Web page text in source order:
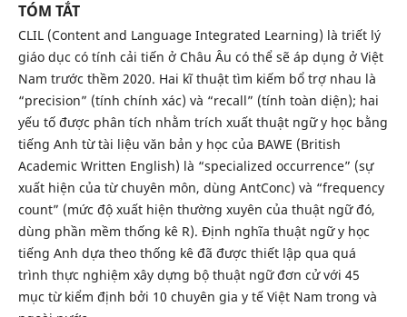
TÓM TẮT
CLIL (Content and Language Integrated Learning) là triết lý
giáo dục có tính cải tiến ở Châu Âu có thể sẽ áp dụng ở Việt
Nam trước thềm 2020. Hai kĩ thuật tìm kiếm bổ trợ nhau là
“precision” (tính chính xác) và “recall” (tính toàn diện); hai
yếu tố được phân tích nhằm trích xuất thuật ngữ y học bằng
tiếng Anh từ tài liệu văn bản y học của BAWE (British
Academic Written English) là “specialized occurrence” (sự
xuất hiện của từ chuyên môn, dùng AntConc) và “frequency
count” (mức độ xuất hiện thường xuyên của thuật ngữ đó,
dùng phần mềm thống kê R). Định nghĩa thuật ngữ y học
tiếng Anh dựa theo thống kê đã được thiết lập qua quá
trình thực nghiệm xây dựng bộ thuật ngữ đơn cử với 45
mục từ kiểm định bởi 10 chuyên gia y tế Việt Nam trong và